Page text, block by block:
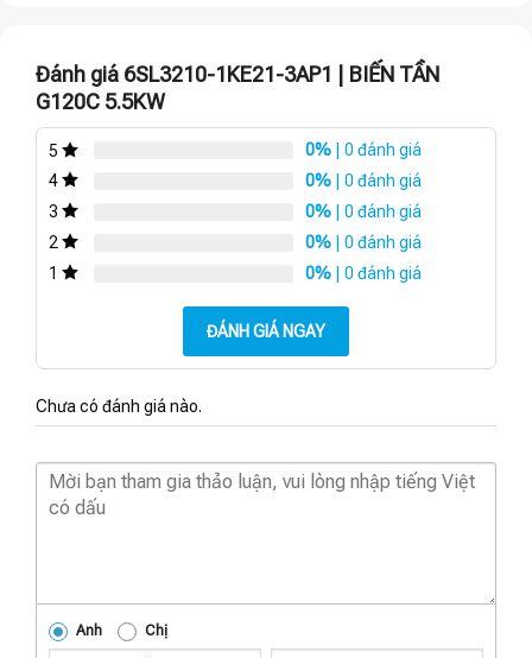
Đánh giá 6SL3210-1KE21-3AP1 | BIẾN TẦN
G120C 5.5KW
5 0% | 0 đánh giá
4
0% | 0 đánh giá
3
0% | 0 đánh giá
2
0% | 0 đánh giá
1
0% | 0 đánh giá
ĐÁNH GIÁ NGAY
Chưa có đánh giá nào.
Anh Chị